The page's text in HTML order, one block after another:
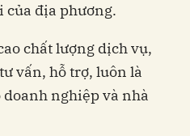
địa phương.
chất lượng dịch vụ,
vấn, hỗ trợ, luôn là
nghiệp và nhà